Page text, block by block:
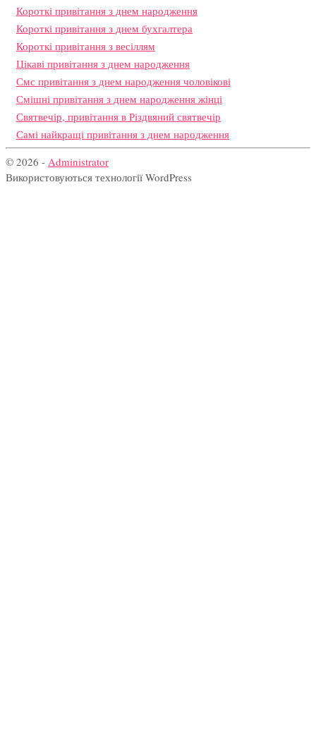
Короткі привітання з днем народження
Короткі привітання з днем бухгалтера
Короткі привітання з весіллям
Цікаві привітання з днем народження
Смс привітання з днем народження чоловікові
Смішні привітання з днем народження жінці
Святвечір, привітання в Різдвяний святвечір
Самі найкращі привітання з днем народження
© 2026 - Administrator
Використовуються технології WordPress